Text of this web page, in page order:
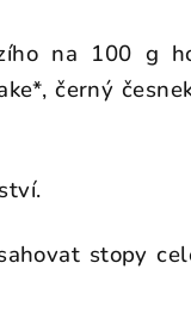
na 100 g
černý
stopy